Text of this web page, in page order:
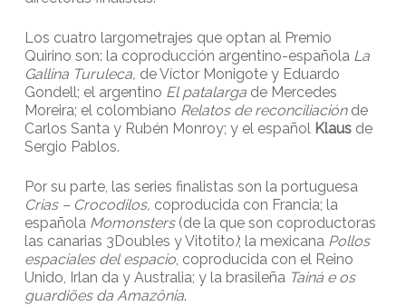
Los cuatro largometrajes que optan al Premio
Quirino son: la coproducción argentino-española La
Gallina Turuleca, de Víctor Monigote y Eduardo
Gondell; el argentino El patalarga de Mercedes
Moreira; el colombiano Relatos de reconciliaciónde
Carlos Santa y Rubén Monroy; y el español Klausde
Sergio Pablos.
Por su parte, las series finalistas son la portuguesa
Crias – Crocodilos, coproducida con Francia; la
española Momonsters (de la que son coproductoras
las canarias 3Doubles y Vitotito); la mexicana Pollos
espaciales del espacio, coproducida con el Reino
Unido, Irlan da y Australia; y la brasileña Tainá e os
guardiões da Amazônia.